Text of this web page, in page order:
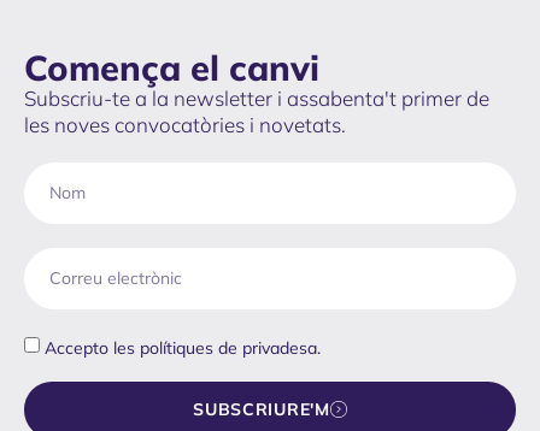
Comença el canvi
Subscriu-te a la newsletter i assabenta't primer de
les noves convocatòries i novetats.
Accepto les polítiques de privadesa.
SUBSCRIURE'M